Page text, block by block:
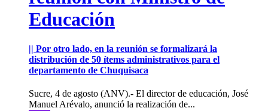
Educación
|| Por otro lado, en la reunión se formalizará la
distribución de 50 ítems administrativos para el
departamento de Chuquisaca
Sucre, 4 de agosto (ANV).- El director de educación, José
Manuel Arévalo, anunció la realización de...